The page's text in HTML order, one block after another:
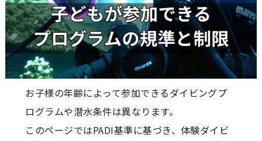
お子様の年齢によって参加できるダイビングプ
ログラムや潜水条件は異なります。
このページではPADI基準に基づき、体験ダイビ